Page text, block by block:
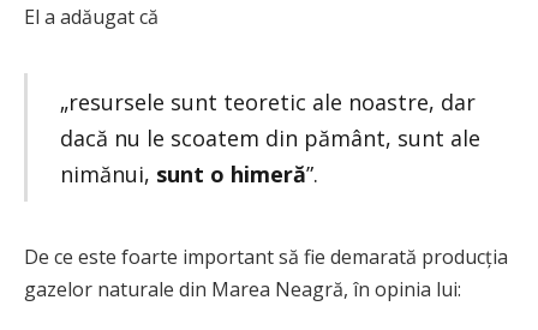
El a adăugat că
„resursele sunt teoretic ale noastre, dar
dacă nu le scoatem din pământ, sunt ale
nimănui, sunt o himeră”.
De ce este foarte important să fie demarată producția
gazelor naturale din Marea Neagră, în opinia lui: